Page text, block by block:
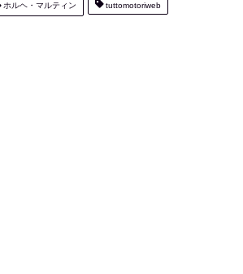
ホルヘ・マルティン tuttomotoriweb